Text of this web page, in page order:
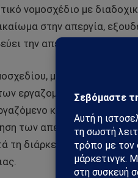
νομοσχέδιο με
στην απεργία,
την απεργοσπασία.
με την επιβολή
εργαζομένων, το
και τις
των απεργιών. Ακόμα ο
τη διάρκεια των